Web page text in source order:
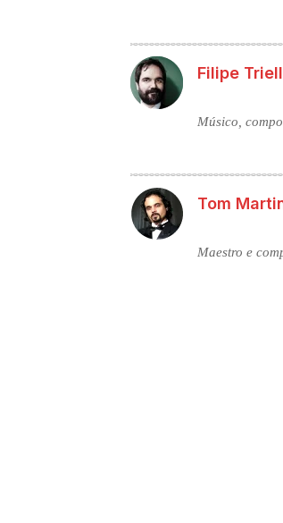
Filipe
Músico,
Tom
Maestro e